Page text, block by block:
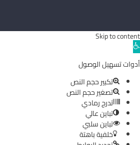
Skip to content
Open
toolbar
أدوات تسهيل الوصول
تكبير حجم النص
تصغير حجم النص
تدرج رمادي
تباين عالي
تباين سلبي
خلفية باهتة